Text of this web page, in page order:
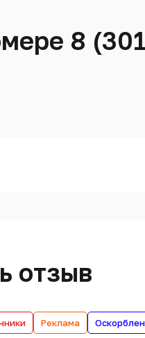
8
отзыв
Реклама